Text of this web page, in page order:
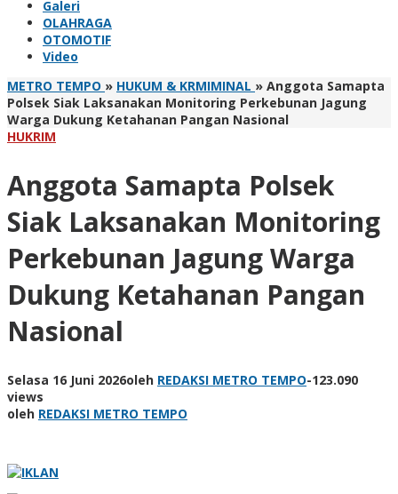
Galeri
OLAHRAGA
OTOMOTIF
Video
METRO TEMPO » HUKUM & KRMIMINAL » Anggota Samapta
Polsek Siak Laksanakan Monitoring Perkebunan Jagung
Warga Dukung Ketahanan Pangan Nasional
HUKRIM
Anggota Samapta Polsek
Siak Laksanakan Monitoring
Perkebunan Jagung Warga
Dukung Ketahanan Pangan
Nasional
Selasa 16 Juni 2026oleh REDAKSI METRO TEMPO-123.090
views
oleh REDAKSI METRO TEMPO